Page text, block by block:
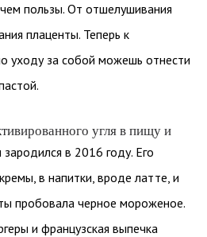
пользы. От отшелушивания
плаценты. Теперь к
уходу за собой можешь отнести
угля в пищу и
в 2016 году. Его
в напитки, вроде латте, и
пробовала черное мороженое.
и французская выпечка